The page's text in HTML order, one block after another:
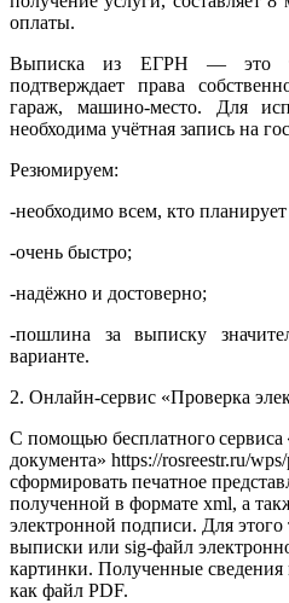
оплаты.
Выписка из ЕГРН — это
подтверждает права
гараж, машино-место. Для
необходима учётная запись на
Резюмируем:
-необходимо всем, кто
-очень быстро;
-надёжно и достоверно;
-пошлина за выписку
варианте.
2. Онлайн-сервис «Проверка
С помощью бесплатного сервиса
документа» https://rosreestr.ru/
сформировать печатное
полученной в формате xml, а
электронной подписи. Для этого
выписки или sig-файл
картинки. Полученные сведения
как файл PDF.